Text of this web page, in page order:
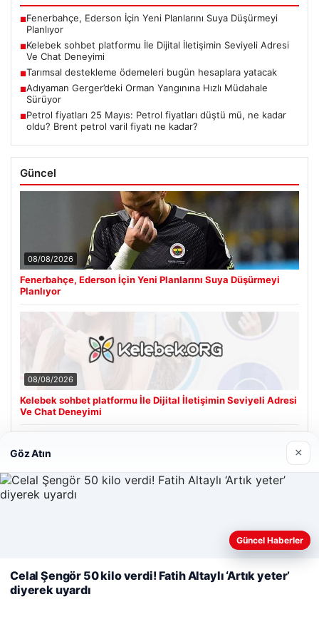
■Fenerbahçe, Ederson İçin Yeni Planlarını Suya Düşürmeyi
Planlıyor
■Kelebek sohbet platformu İle Dijital İletişimin Seviyeli Adresi
Ve Chat Deneyimi
■Tarımsal destekleme ödemeleri bugün hesaplara yatacak
■Adıyaman Gerger’deki Orman Yangınına Hızlı Müdahale
Sürüyor
■Petrol fiyatları 25 Mayıs: Petrol fiyatları düştü mü, ne kadar
oldu? Brent petrol varil fiyatı ne kadar?
Güncel
08/08/2026
Fenerbahçe, Ederson İçin Yeni Planlarını Suya Düşürmeyi
Planlıyor
08/08/2026
Kelebek sohbet platformu İle Dijital İletişimin Seviyeli Adresi
Ve Chat Deneyimi
Cengiz Sigorta
Web sitemizi nasıl kullandığınızı daha iyi anlayabilmek,
kullanıyoruz.Çerez Politikamız
Reddet
Göz Atın ×
Güncel Haberler
Celal Şengör 50 kilo verdi! Fatih Altaylı ‘Artık yeter’
diyerek uyardı